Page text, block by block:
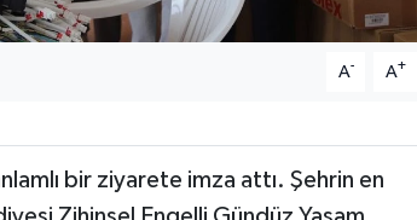
A- A+
bir ziyarete imza attı. Şehrin en